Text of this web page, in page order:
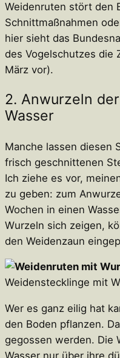
Weidenruten stört den
Schnittmaßnahmen
hier sieht das
des Vogelschutzes die
März vor).
2. Anwurzeln
Wasser
Manche lassen diesen
frisch geschnittenen
Ich ziehe es vor,
zu geben: zum
Wochen in einen
Wurzeln sich zeigen,
den Weidenzaun
Weidenstecklinge mit
Wer es ganz eilig hat
den Boden pflanzen.
gegossen werden. Die